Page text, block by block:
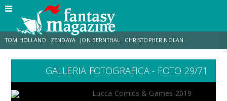
TOM HOLLAND ZENDAYA JON BERNTHAL CHRISTOPHER NOLAN
LUCCA COMICS & GAMES ODISSEA CHRIS MCKENNA
GALLERIA FOTOGRAFICA - FOTO 29/71